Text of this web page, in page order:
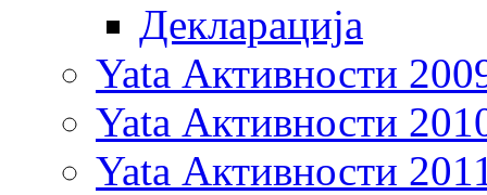
Декларација
Yata Активности
Yata Активности
Yata Активности